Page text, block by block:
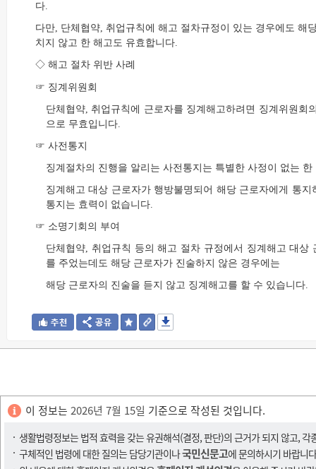
다.
다만, 단체협약, 취업규칙에 해고 절차규정이 있는 경우에도
치지 않고 한 해고도 유효합니다.
◇ 해고 절차 위반 사례
☞ 징계위원회
단체협약, 취업규칙에 근로자를 징계해고하려면 징계위원
으로 무효입니다.
☞ 사전통지
징계절차의 진행을 알리는 사전통지는 특별한 사정이 없는
징계해고 대상 근로자가 행방불명되어 해당 근로자에게 통
통지는 효력이 없습니다.
☞ 소명기회의 부여
단체협약, 취업규칙 등의 해고 절차 규정에서 징계해고 대
를 주었는데도 해당 근로자가 진술하지 않은 경우에는
해당 근로자의 진술을 듣지 않고 징계해고를 할 수 있습니다.
이 정보는 2026년 7월 15일 기준으로 작성된 것입니다.
생활법령정보는 법적 효력을 갖는 유권해석(결정, 판단)의 근거가 되지 않고,
구체적인 법령에 대한 질의는 담당기관이나국민신문고에 문의하시기 바랍니